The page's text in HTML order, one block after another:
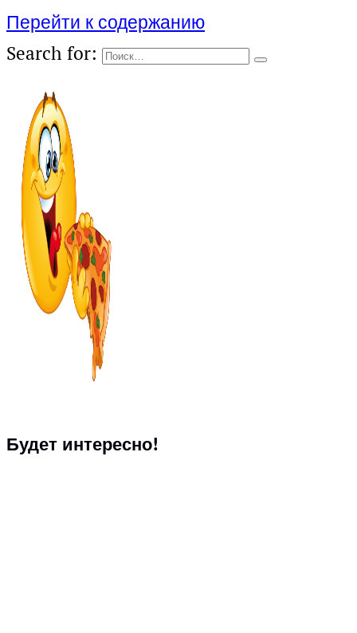
Перейти к содержанию
Search for:
Будет интересно!